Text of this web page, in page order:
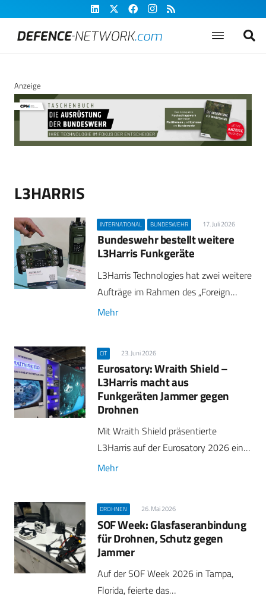
Anzeige
L3HARRIS
INTERNATIONAL BUNDESWEHR 17. Juli 2026
Bundeswehr bestellt weitere
L3Harris Funkgeräte
L3Harris Technologies hat zwei weitere
Aufträge im Rahmen des „Foreign…
Mehr
CIT 23. Juni 2026
Eurosatory: Wraith Shield –
L3Harris macht aus
Funkgeräten Jammer gegen
Drohnen
Mit Wraith Shield präsentierte
L3Harris auf der Eurosatory 2026 ein…
Mehr
DROHNEN 26. Mai 2026
SOF Week: Glasfaseranbindung
für Drohnen, Schutz gegen
Jammer
Auf der SOF Week 2026 in Tampa,
Florida, feierte das…